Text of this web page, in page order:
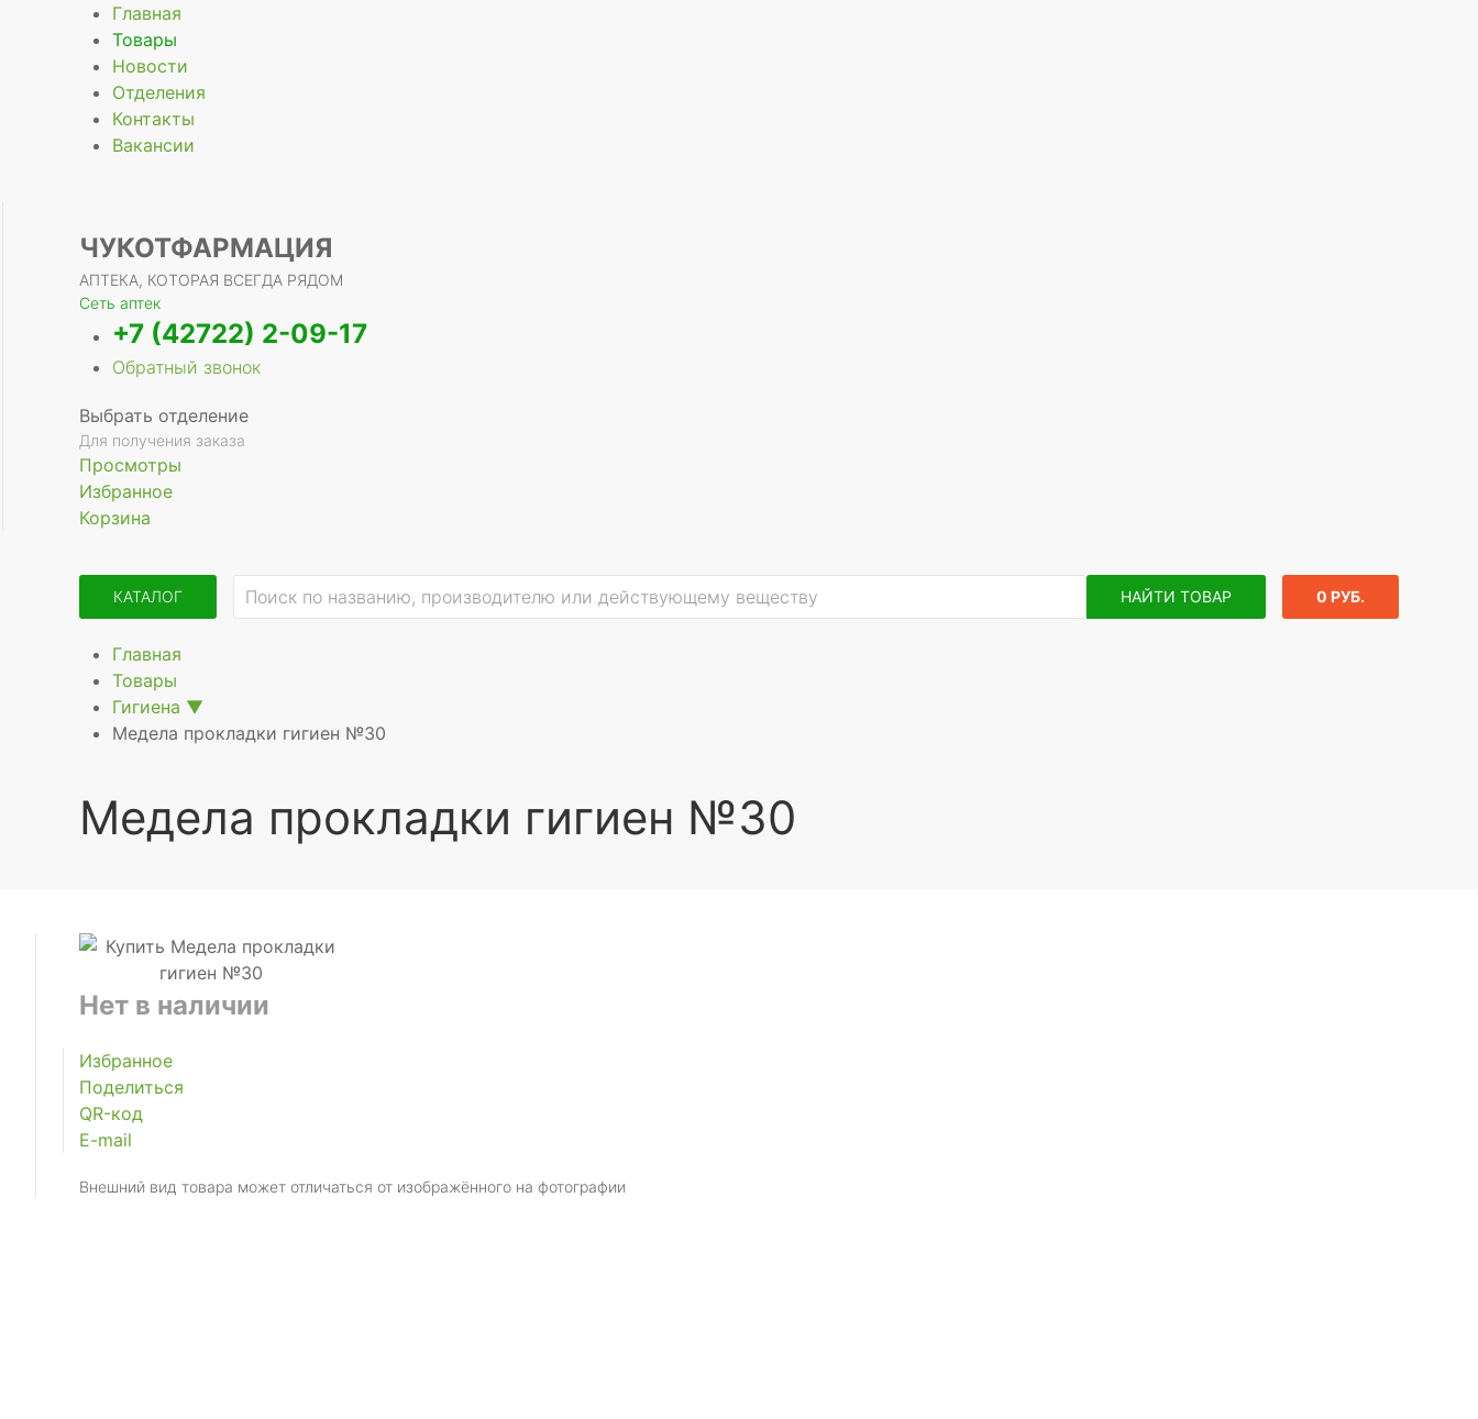
Главная
Товары
Новости
Отделения
Контакты
Вакансии
ЧУКОТФАРМАЦИЯ
АПТЕКА, КОТОРАЯ ВСЕГДА РЯДОМ
Сеть аптек
+7 (42722) 2-09-17
Обратный звонок
Выбрать отделение
Для получения заказа
Просмотры
Избранное
Корзина
КАТАЛОГ НАЙТИ ТОВАР 0 РУБ.
Главная
Товары
Гигиена ▼
Медела прокладки гигиен №30
Медела прокладки гигиен №30
Нет в наличии
Избранное
Поделиться
QR-код
E-mail
Внешний вид товара может отличаться от изображённого на фотографии